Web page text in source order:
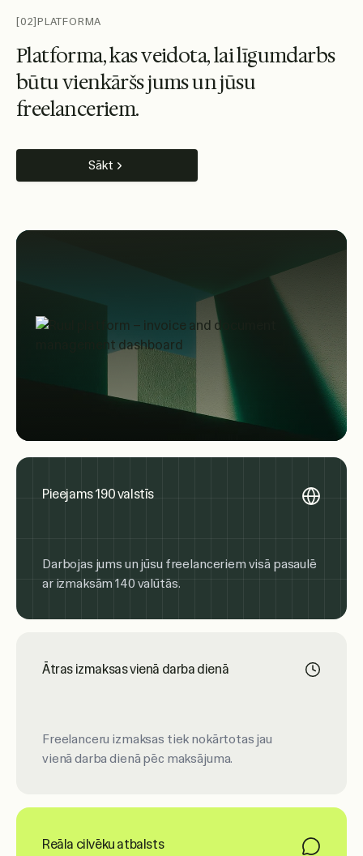
[02]PLATFORMA
Platforma,kasveidota,lailīgumdarbs
būtuvienkāršsjumsunjūsu
freelanceriem.
Sākt
Pieejams 190 valstīs
Darbojas jums un jūsu freelanceriem visā pasaulē
ar izmaksām 140 valūtās.
Reāla cilvēku atbalsts
Ātras izmaksas vienā darba dienā
Freelanceru izmaksas tiek nokārtotas jau
vienā darba dienā pēc maksājuma.